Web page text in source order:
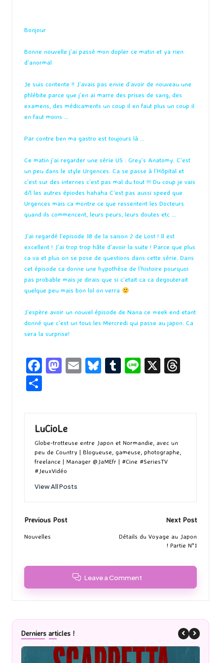
Bonjour
Bonne nouvelle j’ai passé mon dopler ce matin et ya rien
d’anormal
Je suis contente !! J’avais pas envie d’avoir de nouveau une
phlébite parce que j’en ai marre des prises de sang, des
examens, des médicaments un coup il en faut plus un coup il
en faut moins …
Par contre ben ma gastro est toujours là …
Ce matin j’ai regarder une série US : Grey’s Anatomy. C’est
un peu dans le style Urgences. Ca se passe à l’Hôpital et
c’est sur des internes c’est pas mal du tout !!! Du coup je vais
d/l les autres épiodes hahaha C’est pas aussi speed que
Urgences mais ca montre ce que ressentent les Docteurs
quand ils commencent, leurs peurs, leurs doutes etc …
J’ai regardé l’episode 18 de la saison 2 de Lost ! Il est
excellent ! J’ai trop trop hâte d’avoir la suite ! Parce que plus
ca va et plus on se pose de questions dans cette série. Dans
cet épisode ca donne une hypothèse de l’histoire pourquoi
pas probable mais je dirais que si c’etait ca ca degouterait
quelque peu mais bon lol on verra
J’espère avoir un nouvel épisode de Nana ce week end etant
donné que c’est un tous les Mercredi qui passe au japon. Ca
sera la surprise!
Fa
o
k
M
o
n
E
Bl T
Li X
g
er
LuCioLe
Globe-trotteuse entre Japon et Normandie, avec un
peu de Country | Blogueuse, gameuse, photographe,
freelance | Manager @JaMEfr | #Cine #SeriesTV
#JeuxVidéo
View All Posts
Post
navigation
Previous Post
Nouvelles
Next Post
Détails du Voyage au Japon
! Partie N°1
Leave a Comment
Derniers articles !